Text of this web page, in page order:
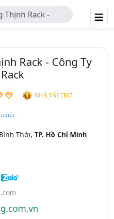
Thịnh Rack -
Thịnh Rack
Rack - Công Ty
NHÀ TÀI TRỢ
Thới, TP. Hồ Chí Minh